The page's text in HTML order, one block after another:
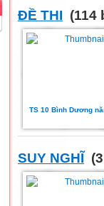
ĐỀ THI (114
TS 10 Bình Dương
SUY NGHĨ